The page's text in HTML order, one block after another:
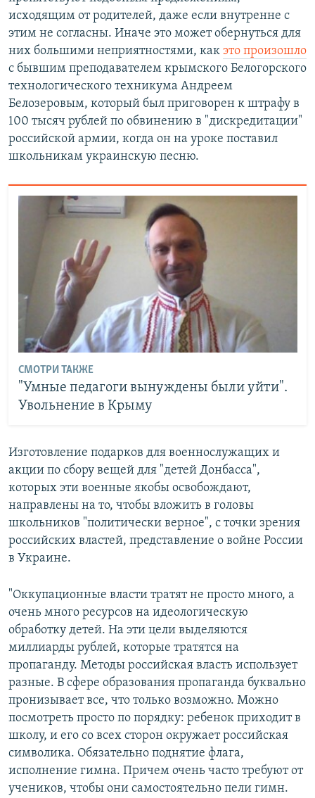
исходящим от родителей, даже если внутренне с
этим не согласны. Иначе это может обернуться для
них большими неприятностями, как это произошло
с бывшим преподавателем крымского Белогорского
технологического техникума Андреем
Белозеровым, который был приговорен к штрафу в
100 тысяч рублей по обвинению в "дискредитации"
российской армии, когда он на уроке поставил
школьникам украинскую песню.
СМОТРИ ТАКЖЕ
"Умные педагоги вынуждены были уйти".
Увольнение в Крыму
Изготовление подарков для военнослужащих и
акции по сбору вещей для "детей Донбасса",
которых эти военные якобы освобождают,
направлены на то, чтобы вложить в головы
школьников "политически верное", с точки зрения
российских властей, представление о войне России
в Украине.
"Оккупационные власти тратят не просто много, а
очень много ресурсов на идеологическую
обработку детей. На эти цели выделяются
миллиарды рублей, которые тратятся на
пропаганду. Методы российская власть использует
разные. В сфере образования пропаганда буквально
пронизывает все, что только возможно. Можно
посмотреть просто по порядку: ребенок приходит в
школу, и его со всех сторон окружает российская
символика. Обязательно поднятие флага,
исполнение гимна. Причем очень часто требуют от
учеников, чтобы они самостоятельно пели гимн.